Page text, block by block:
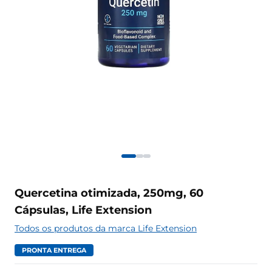
Quercetina otimizada, 250mg, 60
Cápsulas, Life Extension
Todos os produtos da marca Life Extension
PRONTA ENTREGA